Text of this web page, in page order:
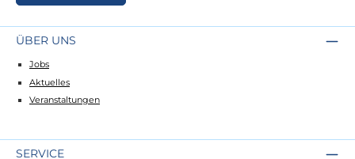
ÜBER UNS
Jobs
Aktuelles
Veranstaltungen
SERVICE